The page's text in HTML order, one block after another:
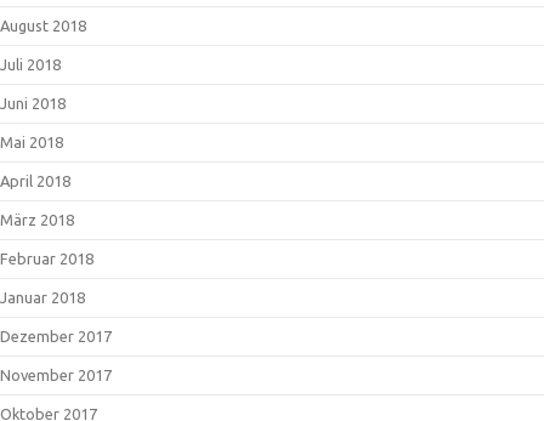
August 2018
Juli 2018
Juni 2018
Mai 2018
April 2018
März 2018
Februar 2018
Januar 2018
Dezember 2017
November 2017
Oktober 2017